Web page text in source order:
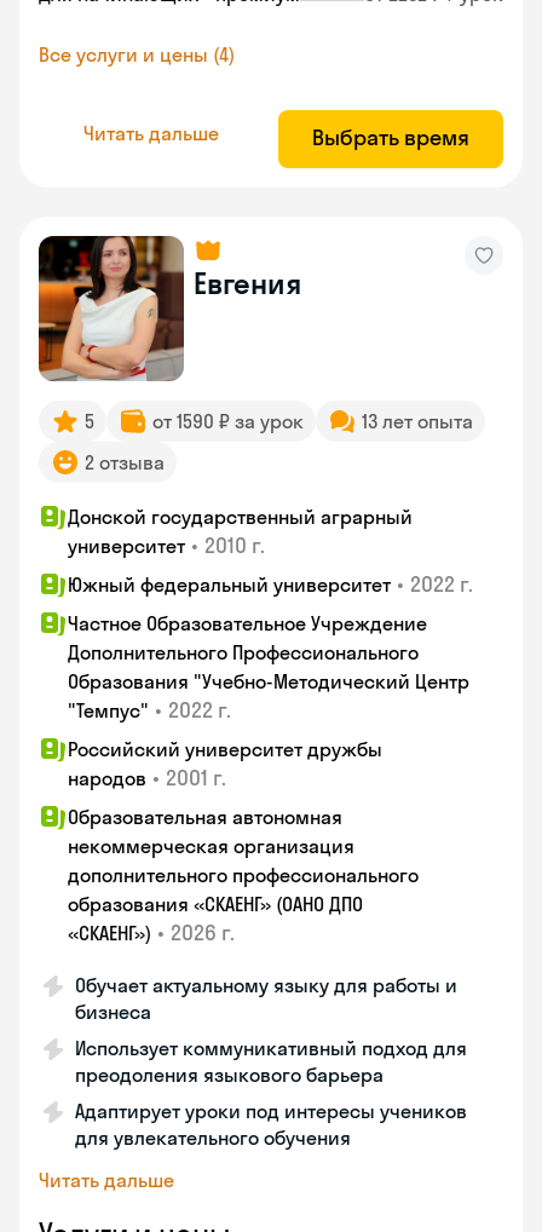
Все услуги и цены (4)
Читать дальше Выбрать время
Евгения
5 от 1590 ₽ за урок
13 лет опыта
2 отзыва
Донской государственный аграрный
университет • 2010 г.
Южный федеральный университет • 2022 г.
Частное Образовательное Учреждение
Дополнительного Профессионального
Образования "Учебно-Методический Центр
"Темпус" • 2022 г.
Российский университет дружбы
народов • 2001 г.
Образовательная автономная
некоммерческая организация
дополнительного профессионального
образования «СКАЕНГ» (ОАНО ДПО
«СКАЕНГ») • 2026 г.
Обучает актуальному языку для работы и
бизнеса
Использует коммуникативный подход для
преодоления языкового барьера
Адаптирует уроки под интересы учеников
для увлекательного обучения
Читать дальше